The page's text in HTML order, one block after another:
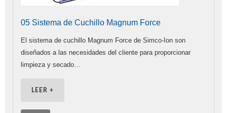
05 Sistema de Cuchillo Magnum Force
El sistema de cuchillo Magnum Force de Simco-Ion son
diseñados a las necesidades del cliente para proporcionar
limpieza y secado…
LEER +